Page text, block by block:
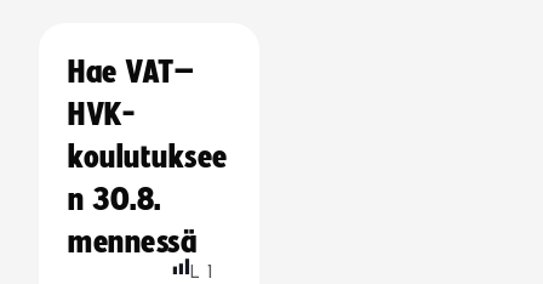
Hae VAT–
HVK-
koulutuksee
n 30.8.
mennessä
L 1